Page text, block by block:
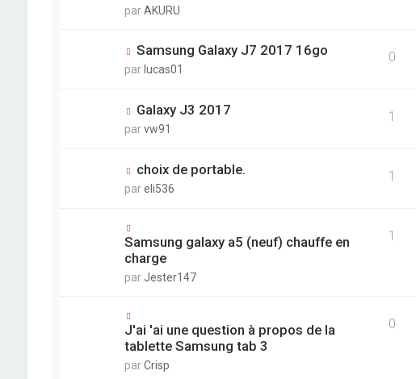
parAKURU
Samsung Galaxy J7 2017 16go
par lucas01
0
Galaxy J3 2017
parvw91
1
choix de portable.
pareli536
1
Samsung galaxy a5 (neuf) chauffe en
charge
par Jester147
1
J'ai 'ai une question à propos de la
tablette Samsung tab 3
parCrisp
0